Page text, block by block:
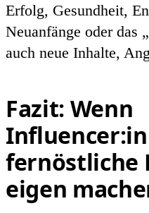
Erfolg, Gesundheit,
Neuanfänge oder das
auch neue Inhalte,
Fazit: Wenn
fernöstliche
eigen